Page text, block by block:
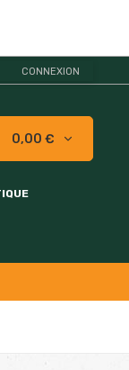
CONNEXION
0,00 €